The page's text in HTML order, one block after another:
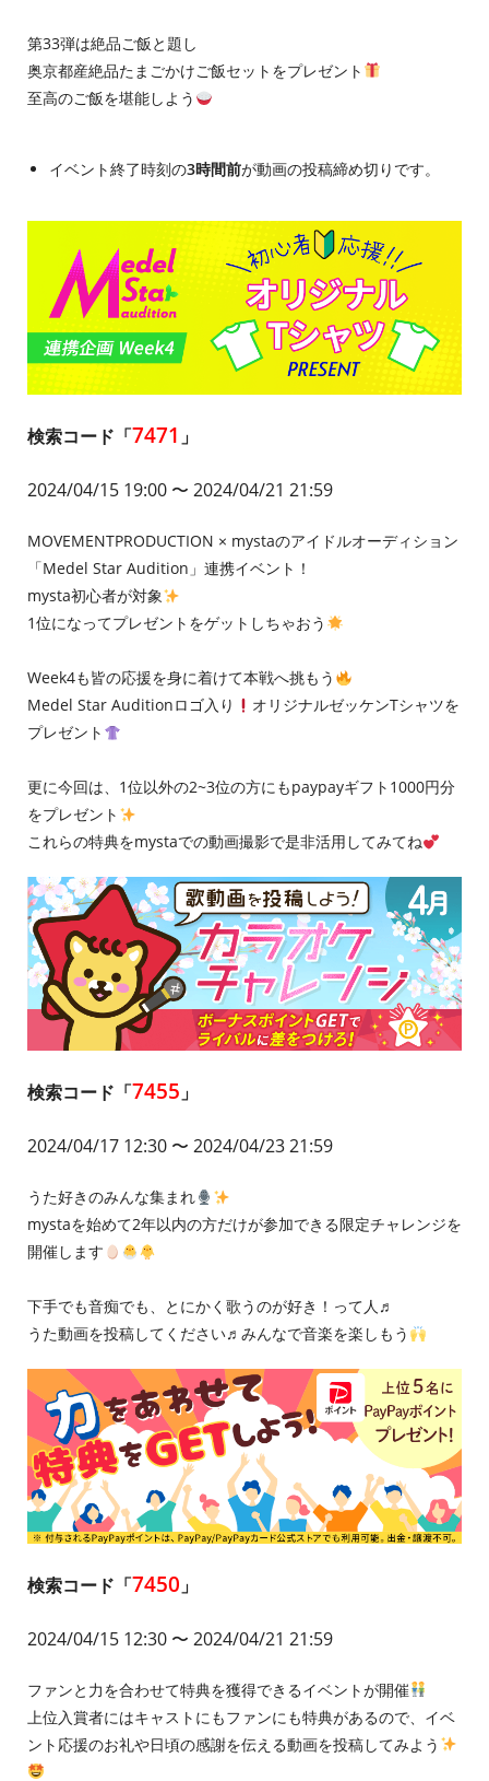
第33弾は絶品ご飯と題し
奥京都産絶品たまごかけご飯セットをプレゼント
至高のご飯を堪能しよう
イベント終了時刻の3時間前が動画の投稿締め切りです。
検索コード「7471 」
2024/04/15 19:00 〜 2024/04/21 21:59
MOVEMENTPRODUCTION × mystaのアイドルオーディション
「Medel Star Audition」連携イベント！
mysta初心者が対象
1位になってプレゼントをゲットしちゃおう
Week4も皆の応援を身に着けて本戦へ挑もう
Medel Star Auditionロゴ入り
オリジナルゼッケンTシャツを
プレゼント
更に今回は、1位以外の2~3位の方にもpaypayギフト1000円分
をプレゼント
これらの特典をmystaでの動画撮影で是非活用してみてね
検索コード「7455 」
2024/04/17 12:30 〜 2024/04/23 21:59
うた好きのみんな集まれ
mystaを始めて2年以内の方だけが参加できる限定チャレンジを
開催します
下手でも音痴でも、とにかく歌うのが好き！って人♬
うた動画を投稿してください♬みんなで音楽を楽しもう
検索コード「7450 」
2024/04/15 12:30 〜 2024/04/21 21:59
ファンと力を合わせて特典を獲得できるイベントが開催
上位入賞者にはキャストにもファンにも特典があるので、イベ
ント応援のお礼や日頃の感謝を伝える動画を投稿してみよう